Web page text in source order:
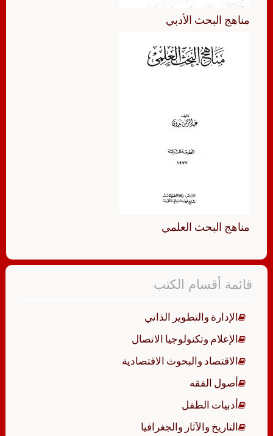
مناهج البحث الأدبي
مناهج البحث العلمي
قائمة أقسام الكتب
الإدارة والتطوير الذاتي
الإعلام وتكنولوجيا الاتصال
الاقتصاد والبحوث الاقتصادية
أصول الفقه
أدبيات الطفل
التاريخ والآثار والجغرافيا